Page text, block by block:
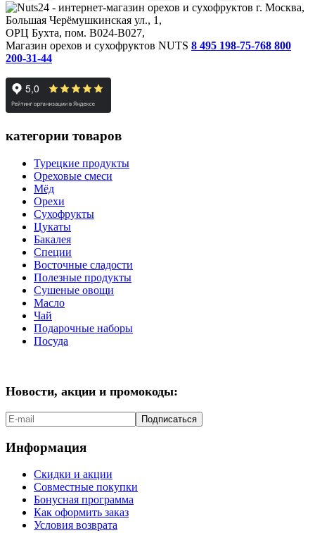
г. Москва,
Большая Черёмушкинская ул., 1,
ОРЦ Бухта, пом. B024-B027,
Магазин орехов и сухофруктов NUTS 8 495 198-75-768 800
200-31-44
категории товаров
Турецкие продукты
Ореховые смеси
Мёд
Орехи
Сухофрукты
Цукаты
Бакалея
Специи
Восточные сладости
Полезные продукты
Сушеные овощи
Масло
Чай
Подарочные наборы
Посуда
Новости, акции и промокоды:
Подписаться
Информация
Скидки и акции
Совместные покупки
Бонусная программа
Как оформить заказ
Условия возврата